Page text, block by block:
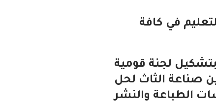
في كافة
لجنة قومية
صناعة الثاث لحل
الطباعة والنشر